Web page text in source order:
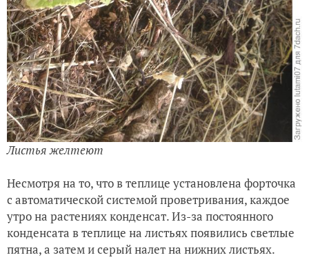
Листья желтеют
Несмотря на то, что в теплице установлена форточка
с автоматической системой проветривания, каждое
утро на растениях конденсат. Из-за постоянного
конденсата в теплице на листьях появились светлые
пятна, а затем и серый налет на нижних листьях.